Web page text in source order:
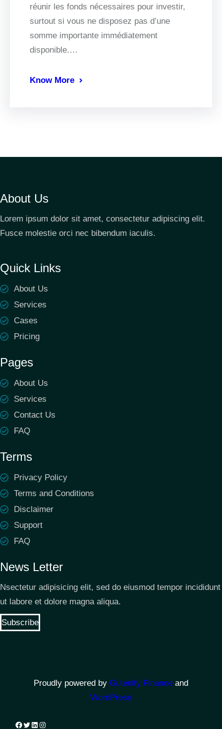
réunir les fonds nécessaires pour investir,
surtout si vous ne disposez pas d’une
somme importante immédiatement
disponible.…
Know More
About Us
Lorem ipsum dolor sit amet, consectetur adipiscing elit.
Fusce molestie orci nec bibendum iaculis.
Quick Links
About Us
Services
Cases
Pricing
Pages
About Us
Services
Contact Us
FAQ
Terms
Privacy Policy
Terms and Conditions
Disclaimer
Support
FAQ
News Letter
Nsectetur adipisicing elit, sed do eiusmod tempor incididunt
ut labore et dolore magna aliqua.
Subscribe
Proudly powered by Gutenify Finance and
WordPress
Facebook
Twitter
LinkedIn
Instagram